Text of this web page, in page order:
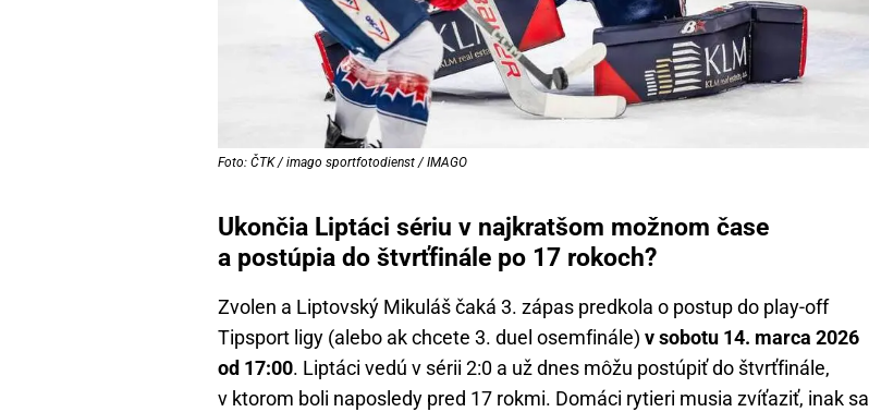
Foto: ČTK / imago sportfotodienst / IMAGO
Ukončia Liptáci sériu v najkratšom možnom čase
a postúpia do štvrťfinále po 17 rokoch?
Zvolen a Liptovský Mikuláš čaká 3. zápas predkola o postup do play-off
Tipsport ligy (alebo ak chcete 3. duel osemfinále) v sobotu 14. marca 2026
od 17:00. Liptáci vedú v sérii 2:0 a už dnes môžu postúpiť do štvrťfinále,
v ktorom boli naposledy pred 17 rokmi. Domáci rytieri musia zvíťaziť, inak sa